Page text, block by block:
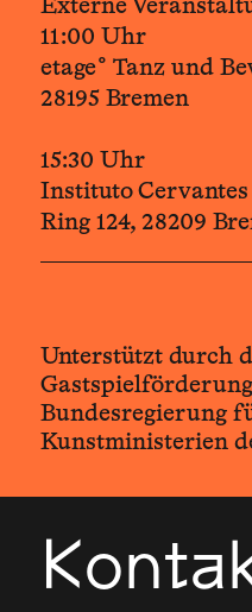
Externe
11:00 Uhr
etage° Tanz und
28195 Bremen
15:30 Uhr
Instituto Cervantes
Ring 124, 28209
Unterstützt durch
Bundesregierung
Kunstministerien